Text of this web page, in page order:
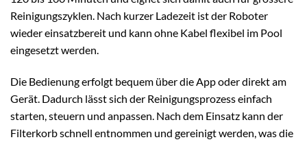
Reinigungszyklen. Nach kurzer Ladezeit ist der Roboter
wieder einsatzbereit und kann ohne Kabel flexibel im Pool
eingesetzt werden.
Die Bedienung erfolgt bequem über die App oder direkt am
Gerät. Dadurch lässt sich der Reinigungsprozess einfach
starten, steuern und anpassen. Nach dem Einsatz kann der
Filterkorb schnell entnommen und gereinigt werden, was die